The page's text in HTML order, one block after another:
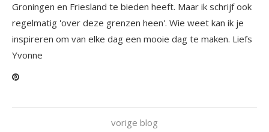
Groningen en Friesland te bieden heeft. Maar ik schrijf ook
regelmatig 'over deze grenzen heen'. Wie weet kan ik je
inspireren om van elke dag een mooie dag te maken. Liefs
Yvonne
vorige blog